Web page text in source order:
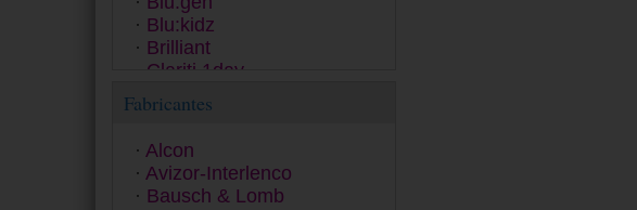
Blu:kidz
Brilliant
Clariti 1day
Clear 38
ColourVUE
Contact
Dailies
Equilibria
Fabricantes
Alcon
Avizor-Interlenco
Bausch & Lomb